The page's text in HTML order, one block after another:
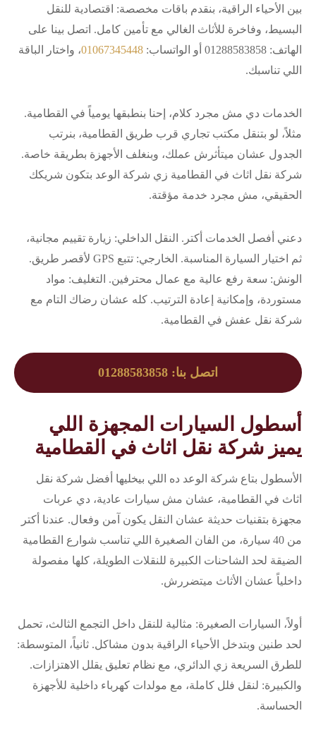
بين الأحياء الراقية، بنقدم باقات مخصصة: اقتصادية للنقل
البسيط، وفاخرة للأثاث الغالي مع تأمين كامل. اتصل بينا على
الهاتف: 01288583858 أو الواتساب:
01067345448، واختار الباقة
اللي تناسبك.
الخدمات دي مش مجرد كلام، إحنا بنطبقها يومياً في القطامية.
مثلاً، لو بتنقل مكتب تجاري قرب طريق القطامية، بنرتب
الجدول عشان ميتأثرش عملك، وبنغلف الأجهزة بطريقة خاصة.
شركة نقل اثاث في القطامية زي شركة الوعد بتكون شريكك
الحقيقي، مش مجرد خدمة مؤقتة.
دعني أفصل الخدمات أكتر. النقل الداخلي: زيارة تقييم مجانية،
ثم اختيار السيارة المناسبة. الخارجي: تتبع GPS لأقصر طريق.
الونش: سعة رفع عالية مع عمال محترفين. التغليف: مواد
مستوردة، وإمكانية إعادة الترتيب. كله عشان رضاك التام مع
شركة نقل عفش في القطامية.
اتصل بنا: 01288583858
أسطول السيارات المجهزة اللي
يميز شركة نقل اثاث في القطامية
الأسطول بتاع شركة الوعد ده اللي بيخليها أفضل شركة نقل
اثاث في القطامية، عشان مش سيارات عادية، دي عربات
مجهزة بتقنيات حديثة عشان النقل يكون آمن وفعال. عندنا أكتر
من 40 سيارة، من الفان الصغيرة اللي تناسب شوارع القطامية
الضيقة لحد الشاحنات الكبيرة للنقلات الطويلة، كلها مفصولة
داخلياً عشان الأثاث ميتضررش.
أولاً، السيارات الصغيرة: مثالية للنقل داخل التجمع الثالث، تحمل
لحد طنين وبتدخل الأحياء الراقية بدون مشاكل. ثانياً، المتوسطة:
للطرق السريعة زي الدائري، مع نظام تعليق يقلل الاهتزازات.
والكبيرة: لنقل فلل كاملة، مع مولدات كهرباء داخلية للأجهزة
الحساسة.